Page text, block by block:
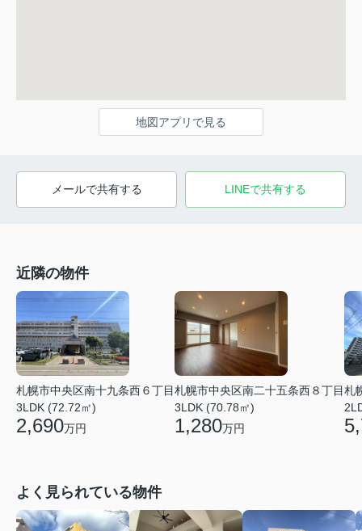
地図アプリで見る
メールで共有する LINEで共有する
近隣の物件
札幌市中央区南十九条西６丁目
3LDK (72.72㎡)
2,690万円
札幌市中央区南二十五条西８丁目
3LDK (70.78㎡)
1,280万円
札
よく見られている物件